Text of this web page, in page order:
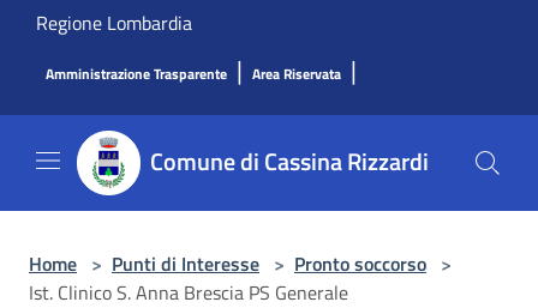
Salta al contenuto principale
Regione Lombardia
Amministrazione Trasparente | Area Riservata |
Comune di Cassina Rizzardi
Home > Punti di Interesse > Pronto soccorso >
Ist. Clinico S. Anna Brescia PS Generale